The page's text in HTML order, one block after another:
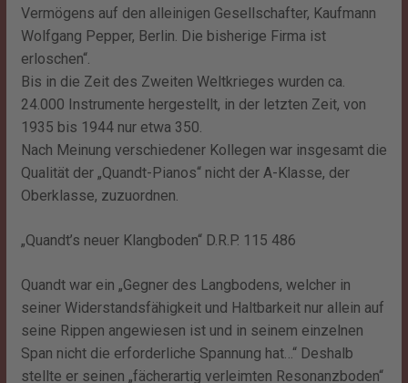
Vermögens auf den alleinigen Gesellschafter, Kaufmann
Wolfgang Pepper, Berlin. Die bisherige Firma ist
erloschen“.
Bis in die Zeit des Zweiten Weltkrieges wurden ca.
24.000 Instrumente hergestellt, in der letzten Zeit, von
1935 bis 1944 nur etwa 350.
Nach Meinung verschiedener Kollegen war insgesamt die
Qualität der „Quandt-Pianos“ nicht der A-Klasse, der
Oberklasse, zuzuordnen.
„Quandt’s neuer Klangboden“ D.R.P. 115 486
Quandt war ein „Gegner des Langbodens, welcher in
seiner Widerstandsfähigkeit und Haltbarkeit nur allein auf
seine Rippen angewiesen ist und in seinem einzelnen
Span nicht die erforderliche Spannung hat…“ Deshalb
stellte er seinen „fächerartig verleimten Resonanzboden“